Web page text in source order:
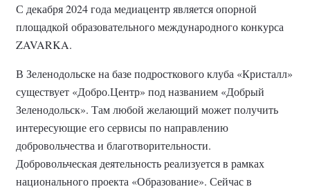
С декабря 2024 года медиацентр является опорной
площадкой образовательного международного конкурса
ZAVARKA.
В Зеленодольске на базе подросткового клуба «Кристалл»
существует «Добро.Центр» под названием «Добрый
Зеленодольск». Там любой желающий может получить
интересующие его сервисы по направлению
добровольчества и благотворительности.
Добровольческая деятельность реализуется в рамках
национального проекта «Образование». Сейчас в